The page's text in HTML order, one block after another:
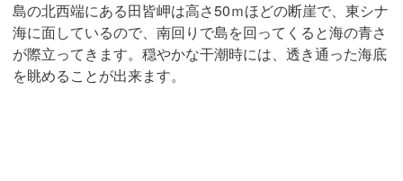
島の北西端にある田皆岬は高さ50ｍほどの断崖で、東シナ
海に面しているので、南回りで島を回ってくると海の青さ
が際立ってきます。穏やかな干潮時には、透き通った海底
を眺めることが出来ます。